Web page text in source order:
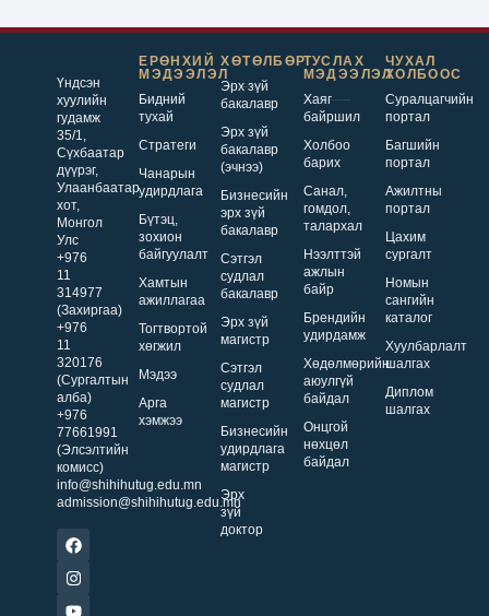
Үндсэн
хуулийн
гудамж
35/1,
Сүхбаатар
дүүрэг,
Улаанбаатар
хот,
Монгол
Улс
+976
11
314977
(Захиргаа)
+976
11
320176
(Сургалтын
алба)
+976
77661991
(Элсэлтийн
комисс)
info@shihihutug.edu.mn
admission@shihihutug.edu.mn
ЕРӨНХИЙ
МЭДЭЭЛЭЛ
Бидний
тухай
Стратеги
Чанарын
удирдлага
Бүтэц,
зохион
байгуулалт
Хамтын
ажиллагаа
Тогтвортой
хөгжил
Мэдээ
Арга
хэмжээ
ХӨТӨЛБӨР
Эрх зүй
бакалавр
Эрх зүй
бакалавр
(эчнээ)
Бизнесийн
эрх зүй
бакалавр
Сэтгэл
судлал
бакалавр
Эрх зүй
магистр
Сэтгэл
судлал
магистр
Бизнесийн
удирдлага
магистр
Эрх
зүй
доктор
ТУСЛАХ
МЭДЭЭЛЭЛ
Хаяг
байршил
Холбоо
барих
Санал,
гомдол,
талархал
Нээлттэй
ажлын
байр
Брендийн
удирдамж
Хөдөлмөрийн
аюулгүй
байдал
Онцгой
нөхцөл
байдал
ЧУХАЛ
ХОЛБООС
Суралцагчийн
портал
Багшийн
портал
Ажилтны
портал
Цахим
сургалт
Номын
сангийн
каталог
Хуулбарлалт
шалгах
Диплом
шалгах